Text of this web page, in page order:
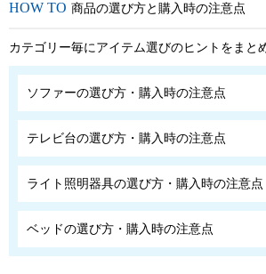
商品の選び方と購入時の注意点
カテゴリー毎にアイテム選びのヒントをまと
ソファーの選び方・購入時の注意点
テレビ台の選び方・購入時の注意点
ライト照明器具の選び方・購入時の注意点
ベッドの選び方・購入時の注意点